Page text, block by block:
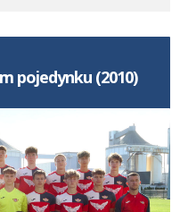
pojedynku (2010)